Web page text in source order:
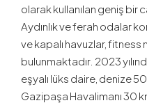
olarak kullanılan geniş bir
Aydınlık ve ferah odalar
ve kapalı havuzlar, fitness
bulunmaktadır. 2023
eşyalı lüks daire, denize
Gazipaşa Havalimanı 30